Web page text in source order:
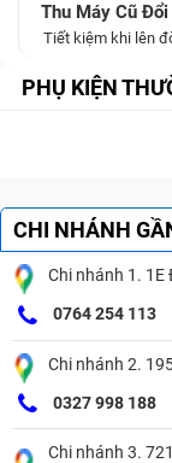
Thu Máy Cũ
Tiết kiệm khi lên
PHỤ KIỆN
CHI NHÁNH
Chi nhánh 1. 1E
0764 254 113
Chi nhánh 2.
0327 998 188
Chi nhánh 3.